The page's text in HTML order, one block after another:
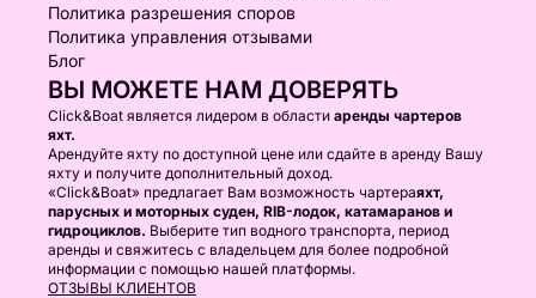
Политика разрешения споров
Политика управления отзывами
Блог
ВЫ МОЖЕТЕ НАМ ДОВЕРЯТЬ
Click&Boat является лидером в области аренды чартеров
яхт.
Арендуйте яхту по доступной цене или сдайте в аренду Вашу
яхту и получите дополнительный доход.
«Click&Boat» предлагает Вам возможность чартераяхт,
парусных и моторных суден, RIB-лодок, катамаранов и
гидроциклов. Выберите тип водного транспорта, период
аренды и свяжитесь с владельцем для более подробной
информации с помощью нашей платформы.
ОТЗЫВЫ КЛИЕНТОВ